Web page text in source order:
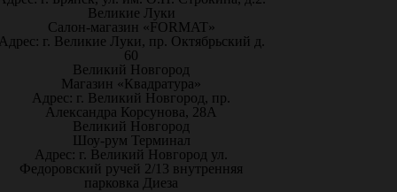
Великие Луки
Салон-магазин «FORMAT»
г. Великие Луки, пр. Октябрьский д.
60
Великий Новгород
Магазин «Квадратура»
Адрес: г. Великий Новгород, пр.
Александра Корсунова, 28А
Великий Новгород
Шоу-рум Терминал
Адрес: г. Великий Новгород ул.
Федоровский ручей 2/13 внутренняя
парковка Диеза